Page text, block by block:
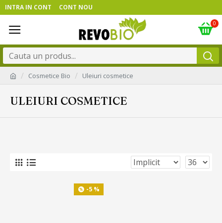
INTRA IN CONT CONT NOU
0
Cosmetice Bio Uleiuri cosmetice
ULEIURI COSMETICE
-5 %